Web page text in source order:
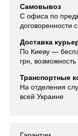
Самовывоз
С офиса по
договоренности
Доставка
По Киеву —
грн,
Транспортные
На отделения
всей Украине